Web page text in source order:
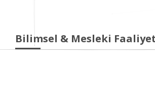
Bilimsel & Mesleki